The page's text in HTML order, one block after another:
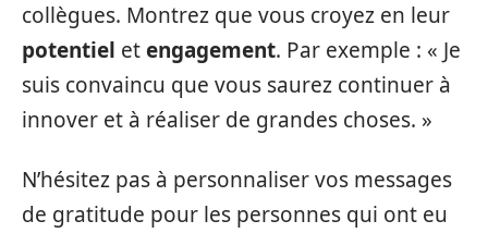
collègues. Montrez que vous croyez en leur
potentiel etengagement. Par exemple : « Je
suis convaincu que vous saurez continuer à
innover et à réaliser de grandes choses. »
N’hésitez pas à personnaliser vos messages
de gratitude pour les personnes qui ont eu